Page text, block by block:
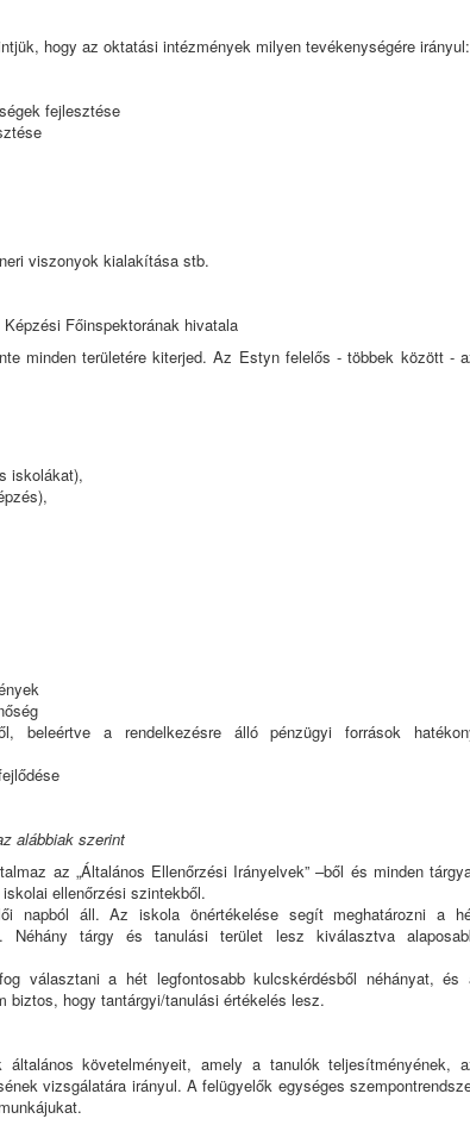
hogy az oktatási intézmények milyen tevékenységére irányul:
fejlesztése
viszonyok kialakítása stb.
Főinspektorának hivatala
minden területére kiterjed. Az Estyn felelős - többek között -
iskolákat),
beleértve a rendelkezésre álló pénzügyi források
alábbiak szerint
az „Általános Ellenőrzési Irányelvek” –ből és minden
ellenőrzési szintekből.
napból áll. Az iskola önértékelése segít meghatározni a
Néhány tárgy és tanulási terület lesz kiválasztva
választani a hét legfontosabb kulcskérdésből néhányat, és
biztos, hogy tantárgyi/tanulási értékelés lesz.
követelményeit, amely a tanulók teljesítményének,
vizsgálatára irányul. A felügyelők egységes